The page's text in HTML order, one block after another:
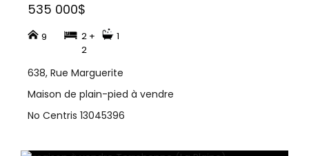
535 000$
9
2 +
2
1
638, Rue Marguerite
Maison de plain-pied à vendre
No Centris 13045396